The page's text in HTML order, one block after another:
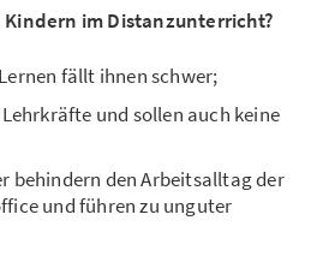
Kindern im Distanzunterricht?
fällt ihnen schwer;
und sollen auch keine
behindern den Arbeitsalltag der
und führen zu unguter